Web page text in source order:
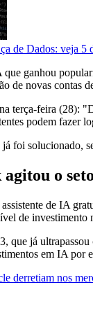
de Dados: veja 5
ganhou
de novas contas
terça-feira (28):
podem fazer
foi solucionado,
agitou o
de IA
de investimento
que já ultrapassou
em IA
derretiam nos